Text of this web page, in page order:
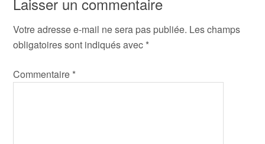
Votre adresse e-mail ne sera pas publiée. Les champs
obligatoires sont indiqués avec *
Commentaire *